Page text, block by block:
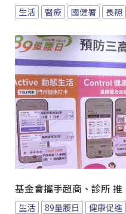
生活 醫療 國健署 長照
基金會攜手超商、診所
生活 89量腰日 健康促進